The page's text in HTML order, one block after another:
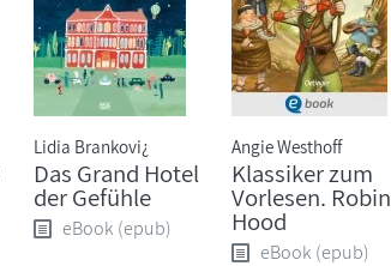
Lidia Brankovi¿
Das Grand Hotel
der Gefühle
eBook (epub)
Angie Westhoff
Klassiker zum
Vorlesen. Robin
Hood
eBook (epub)